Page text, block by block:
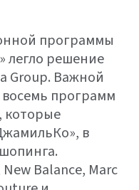
программы
легло решение
Group. Важной
программ
которые
в
Balance, Marc